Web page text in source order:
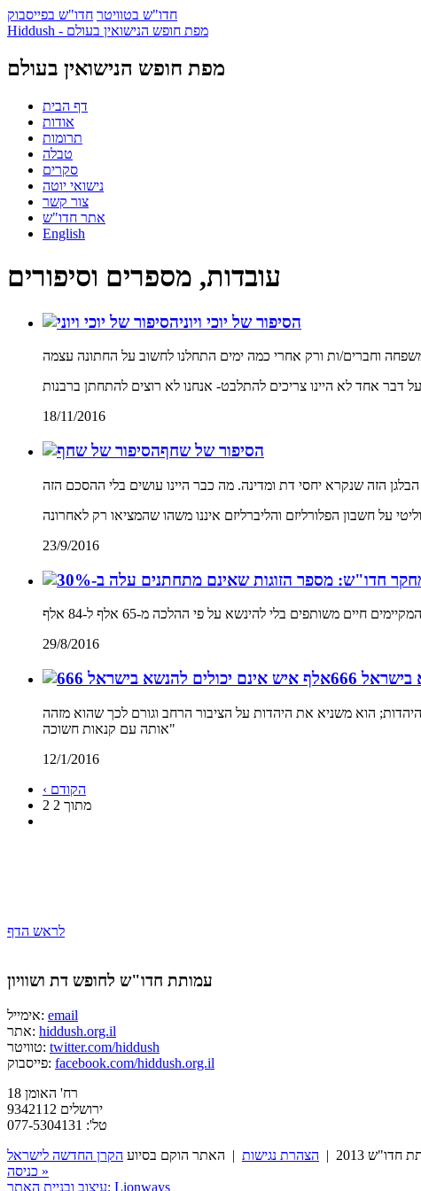
חדו"ש בטוויטר חדו"ש בפייסבוק
Hiddush - מפת חופש הנישואין בעולם
מפת חופש הנישואין בעולם
דף הבית
אודות
תרומות
טבלה
סקרים
נישואי יוטה
צור קשר
אתר חדו"ש
English
עובדות, מספרים וסיפורים
הסיפור של יוכי ויוני
18/11/2016
הסיפור של שחף
23/9/2016
29/8/2016
בישראל
הוא משניא את היהדות על הציבור הרחב וגורם לכך שהוא מזהה
אותה עם קנאות חשוכה"
12/1/2016
‹ הקודם
2 מתוך 2
לראש הדף
עמותת חדו"ש לחופש דת ושוויון
אימייל: email
אתר: hiddush.org.il
טוויטר: twitter.com/hiddush
פייסבוק: facebook.com/hiddush.org.il
רח' האומן 18
ירושלים 9342112
טל': 077-5304131
2013 |
הצהרת נגישות | האתר הוקם בסיוע הקרן החדשה לישראל
כניסה »
עיצוב ובניית האתר: Lionways